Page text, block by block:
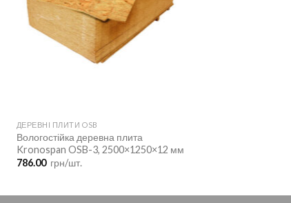
ДЕРЕВНІ ПЛИТИ OSB
Вологостійка деревна плита
Kronospan OSB-3, 2500×1250×12 мм
786.00 грн/шт.